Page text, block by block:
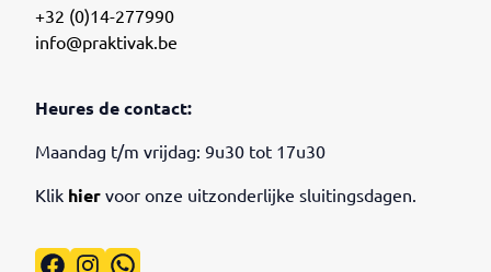
+32 (0)14-277990
info@praktivak.be
Heures de contact:
Maandag t/m vrijdag: 9u30 tot 17u30
Klik hier voor onze uitzonderlijke sluitingsdagen.
Facebook
Instagram
WhatsApp